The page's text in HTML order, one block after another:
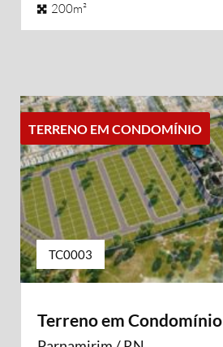
200m²
TERRENO EM CONDOMÍNIO
TC0003
Terreno em Condomínio